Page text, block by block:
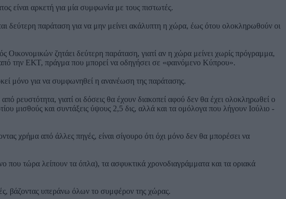
είναι αρκετή για μία συμφωνία με τους πιστωτές.
δεύτερη παράταση για να μην μείνει ακάλυπτη η χώρα, έως ότου ολοκληρωθούν οι
Οικονομικών ζητάει δεύτερη παράταση, γιατί αν η χώρα μείνει χωρίς πρόγραμμα,
την ΕΚΤ, πράγμα που μπορεί να οδηγήσει σε «φαινόμενο Κύπρου».
μόνο για να συμφωνηθεί η ανανέωση της παράτασης.
ρευστότητα, γιατί οι δόσεις θα έχουν διακοπεί αφού δεν θα έχει ολοκληρωθεί ο
μισθούς και συντάξεις ύψους 2,5 δις, αλλά και τα ομόλογα που λήγουν Ιούλιο -
χρήμα από άλλες πηγές, είναι σίγουρο ότι όχι μόνο δεν θα μπορέσει να
που τώρα λείπουν τα όπλα), τα ασφυκτικά χρονοδιαγράμματα και τα οριακά
βάζοντας υπεράνω όλων το συμφέρον της χώρας.